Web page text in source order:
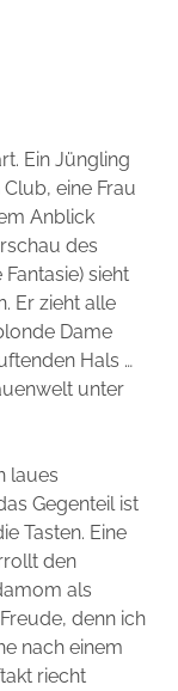
Ein Jüngling
eine Frau
Anblick
des
sieht
Er zieht alle
Dame
Hals …
unter
laues
Gegenteil ist
Tasten. Eine
den
als
denn ich
nach einem
riecht